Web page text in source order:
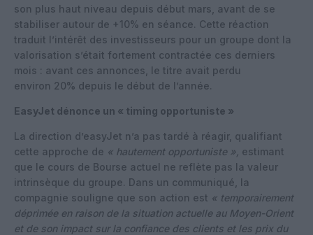
son plus haut niveau depuis début mars, avant de se
stabiliser autour de +10% en séance. Cette réaction
traduit l’intérêt des investisseurs pour un groupe dont la
valorisation s’était fortement contractée ces derniers
mois : avant ces annonces, le titre avait perdu
environ 20% depuis le début de l’année.
EasyJet dénonce un « timing opportuniste »
La direction d’easyJet n’a pas tardé à réagir, qualifiant
cette approche de « hautement opportuniste » estimant
que le cours de Bourse actuel ne reflète pas la valeur
intrinsèque du groupe. Dans un communiqué, la
compagnie souligne que son action est « temporairement
déprimée en raison de la situation actuelle au Moyen-Orient
et de son impact sur la confiance des clients et les prix du